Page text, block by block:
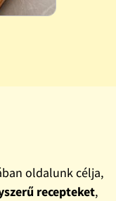
oldalunk célja,
recepteket,